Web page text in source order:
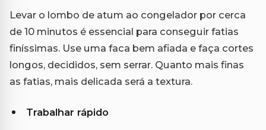
Levar o lombo de atum ao congelador por cerca
de 10 minutos é essencial para conseguir fatias
finíssimas. Use uma faca bem afiada e faça cortes
longos, decididos, sem serrar. Quanto mais finas
as fatias, mais delicada será a textura.
Trabalhar rápido